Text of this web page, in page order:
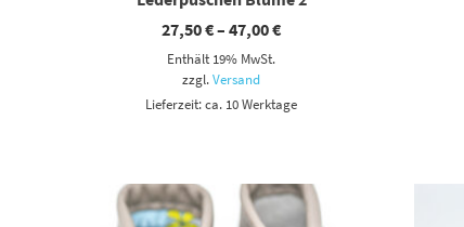
27,50€–47,00€Preisspanne:
Enthält 19% MwSt.
zzgl.Versand
Lieferzeit: ca. 10 Werktage
Dieses Produkt weist mehrere Varianten auf. Die Optionen können auf der Produktseite gewählt werden